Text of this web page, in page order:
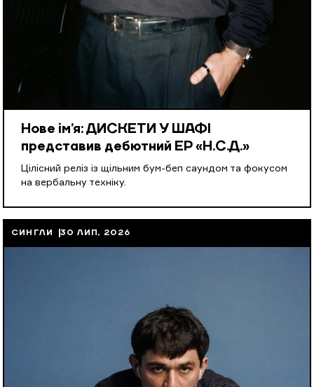
Нове ім’я: ДИСКЕТИ У ШАФІ
представив дебютний EP «Н.С.Д.»
Цілісний реліз із щільним бум-беп саундом та фокусом
на вербальну техніку.
СИНГЛИ 30 ЛИП, 2026